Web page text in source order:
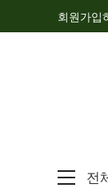
회원가입
전